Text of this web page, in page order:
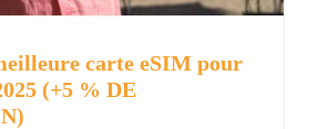
carte eSIM pour
(+5 % DE